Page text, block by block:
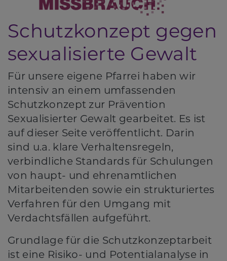
Schutzkonzept gegen
sexualisierte Gewalt
Für unsere eigene Pfarrei haben wir
intensiv an einem umfassenden
Schutzkonzept zur Prävention
Sexualisierter Gewalt gearbeitet. Es ist
auf dieser Seite veröffentlicht. Darin
sind u.a. klare Verhaltensregeln,
verbindliche Standards für Schulungen
von haupt- und ehrenamtlichen
Mitarbeitenden sowie ein strukturiertes
Verfahren für den Umgang mit
Verdachtsfällen aufgeführt.
Grundlage für die Schutzkonzeptarbeit
ist eine Risiko- und Potentialanalyse in